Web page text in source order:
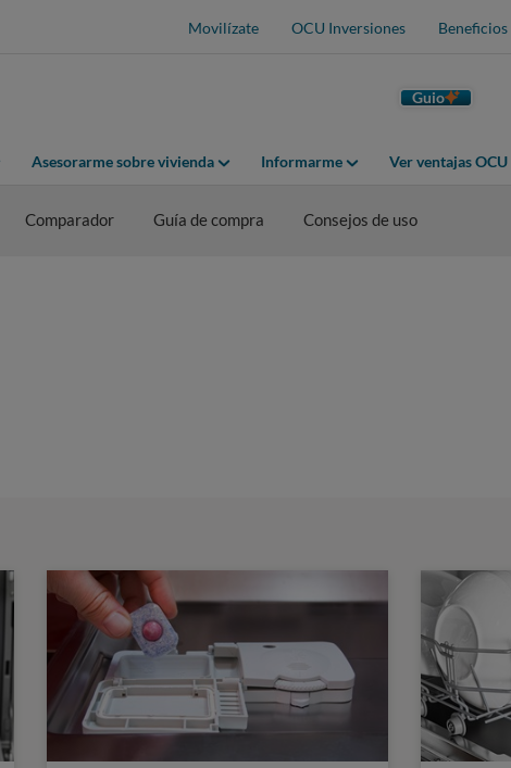
Movilízate OCU Inversiones
Guio
Asesorarme sobre vivienda Informarme Ver ventajas OCU
Comparador Guía de compra Consejos de uso